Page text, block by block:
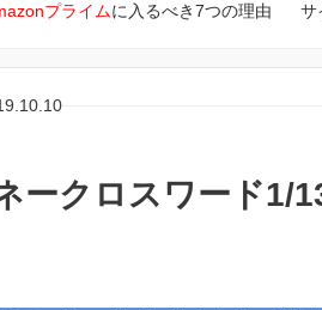
プライムに入るべき7つの理由 サ
ークロスワード1/